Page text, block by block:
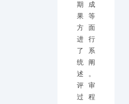
期成
果等
方面
进行
了系
统阐
述。
评审
过程